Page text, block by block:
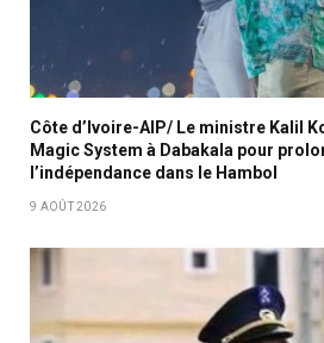
Côte d’Ivoire-AIP/ Le ministre Kalil
Magic System à Dabakala pour
l’indépendance dans le Hambol
9 AOÛT 2026